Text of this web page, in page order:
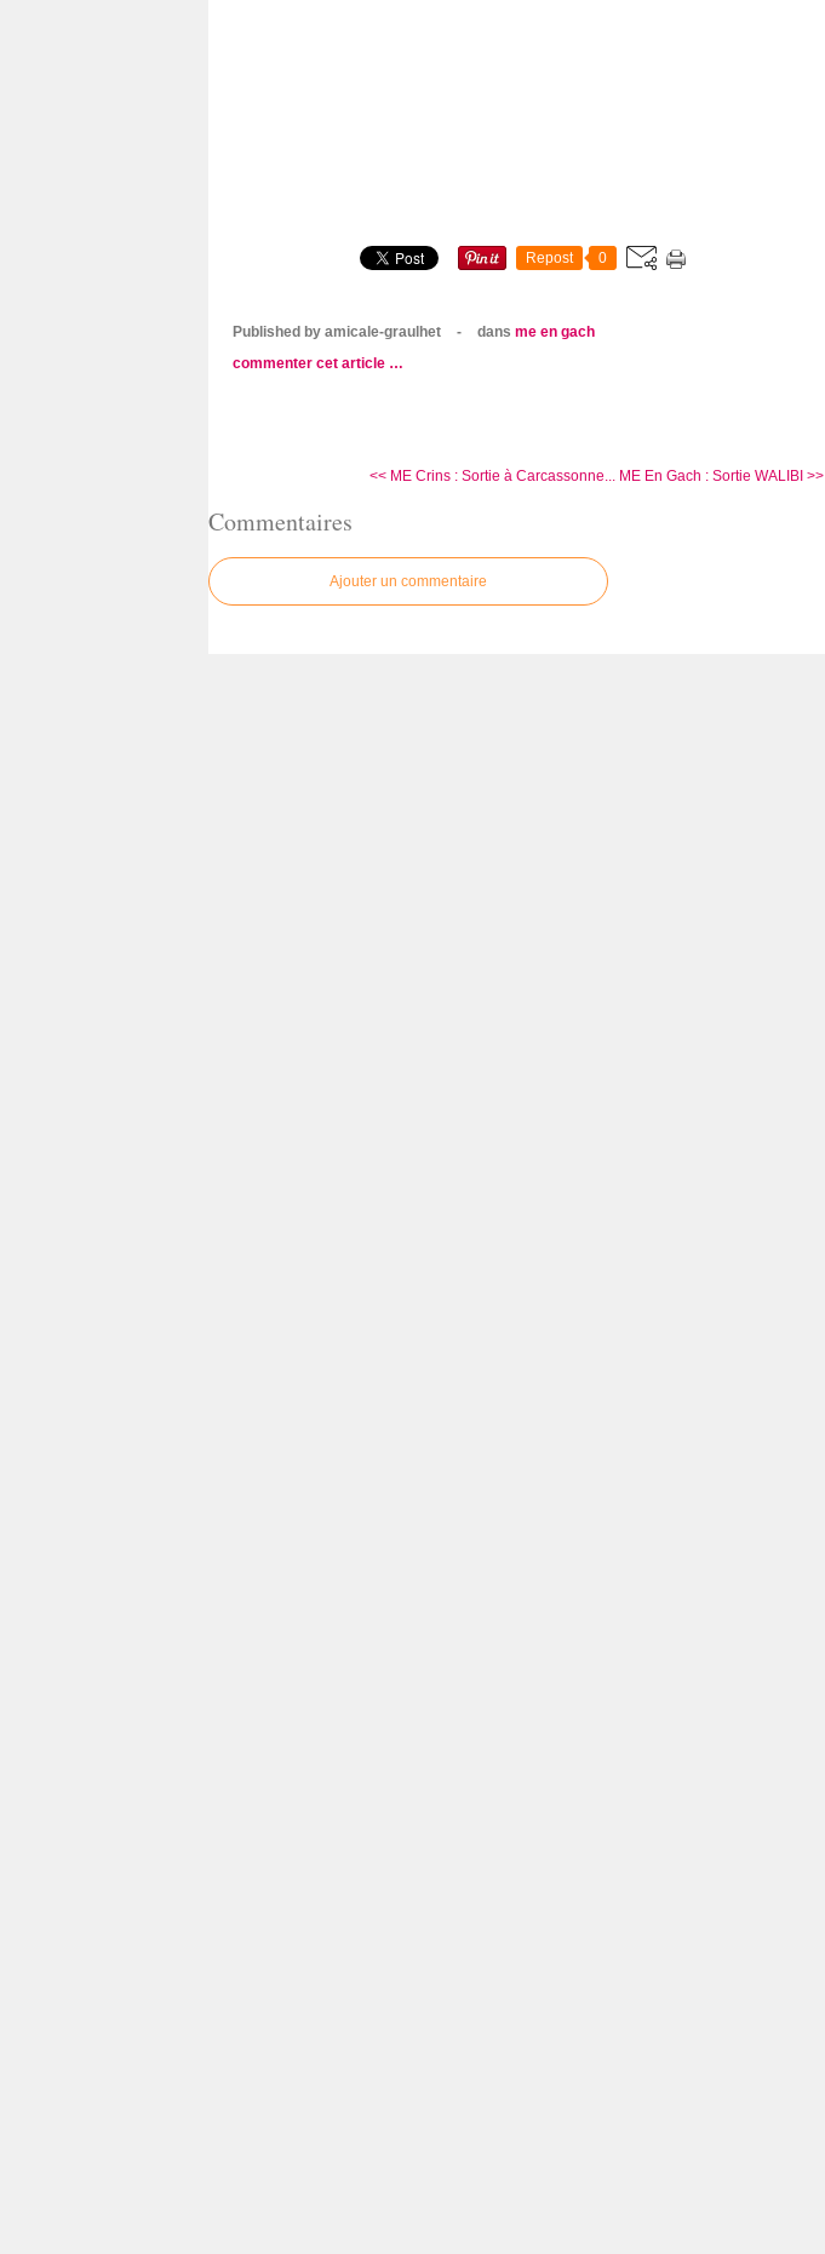
Repost 0
Published by amicale-graulhet - dans me en gach
commenter cet article …
<< ME Crins : Sortie à Carcassonne... ME En Gach : Sortie WALIBI >>
Commentaires
Ajouter un commentaire